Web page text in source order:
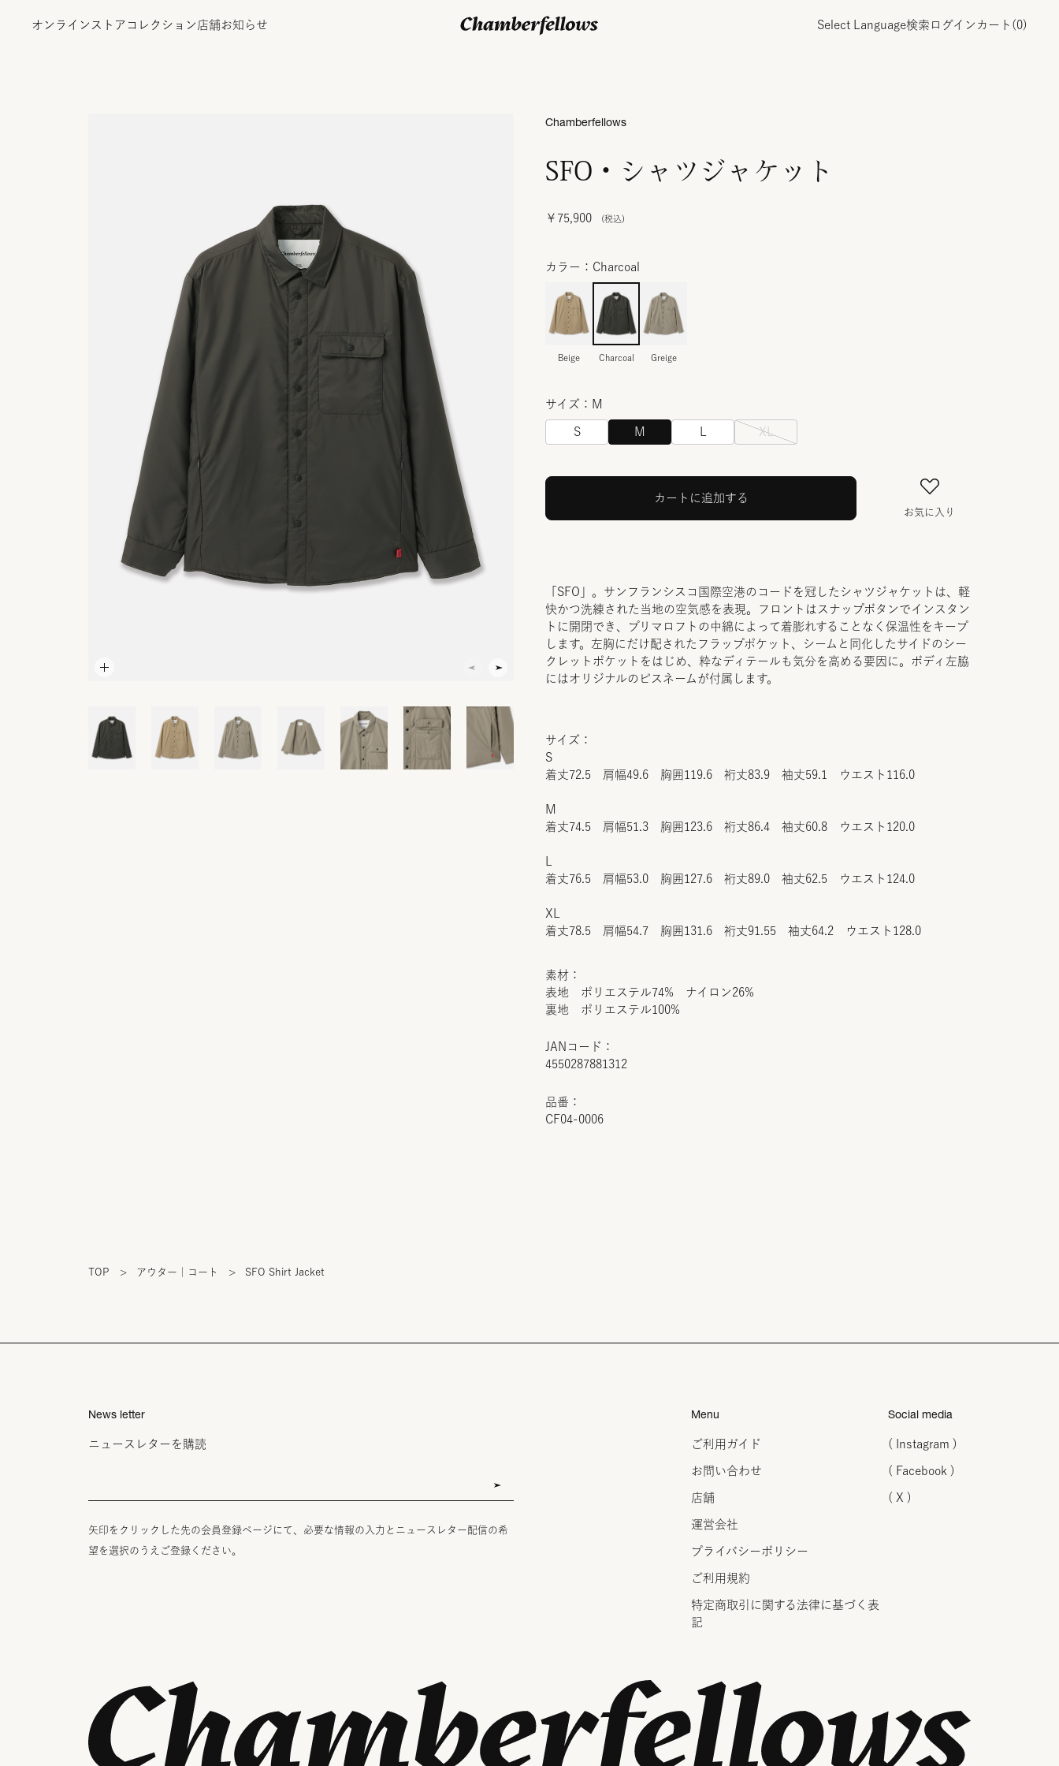
オンラインストア コレクション 店舗お知らせ Select Language検索 ログイン カート( 0)
SFO・シャツジャケット
￥75,900
JANコード：
4550287881312
品番：
CF04-0006
Chamberfellows
カラー：Charcoal
Beige Charcoal Greige
サイズ：M
S M XL
カートに追加する
お気に入り
「SFO」。サンフランシスコ国際空港のコードを冠したシャツジャケットは、軽
快かつ洗練された当地の空気感を表現。フロントはスナップボタンでインスタン
トに開閉でき、プリマロフトの中綿によって着膨れすることなく保温性をキープ
します。左胸にだけ配されたフラップポケット、シームと同化したサイドのシー
クレットポケットをはじめ、粋なディテールも気分を高める要因に。ボディ左脇
にはオリジナルのピスネームが付属します。
サイズ：
S
着丈72.5 肩幅49.6 胸囲119.6 裄丈83.9 袖丈59.1 ウエスト116.0
M
着丈74.5 肩幅51.3 胸囲123.6 裄丈86.4 袖丈60.8 ウエスト120.0
着丈76.5 肩幅53.0 胸囲127.6 裄丈89.0 袖丈62.5 ウエスト124.0
XL
着丈78.5 肩幅54.7 胸囲131.6 裄丈91.55 袖丈64.2 ウエスト128.0
素材：
表地 ポリエステル74% ナイロン26%
裏地 ポリエステル100%
TOP > アウター｜コート > SFO Shirt Jacket
News letter
ニュースレターを購読
矢印をクリックした先の会員登録ページにて、必要な情報の入力とニュースレター配信の希
望を選択のうえご登録ください。
Menu
ご利用ガイド
お問い合わせ
店舗
運営会社
プライバシーポリシー
ご利用規約
特定商取引に関する法律に 基づく表
記
Social media
( Instagram )
( Facebook )
( X )